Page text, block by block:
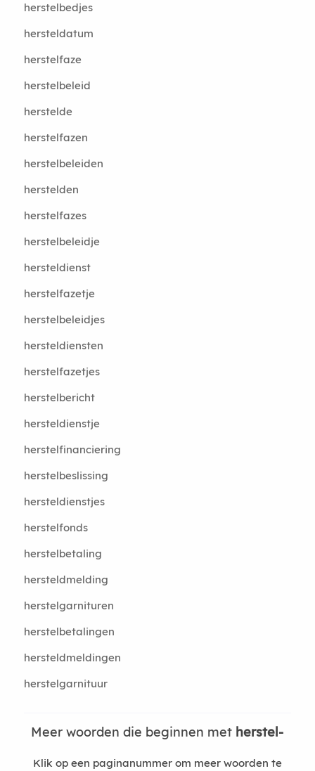
herstelbedjes
hersteldatum
herstelfaze
herstelbeleid
herstelde
herstelfazen
herstelbeleiden
herstelden
herstelfazes
herstelbeleidje
hersteldienst
herstelfazetje
herstelbeleidjes
hersteldiensten
herstelfazetjes
herstelbericht
hersteldienstje
herstelfinanciering
herstelbeslissing
hersteldienstjes
herstelfonds
herstelbetaling
hersteldmelding
herstelgarnituren
herstelbetalingen
hersteldmeldingen
herstelgarnituur
Meer woorden die beginnen met herstel-
Klik op een paginanummer om meer woorden te